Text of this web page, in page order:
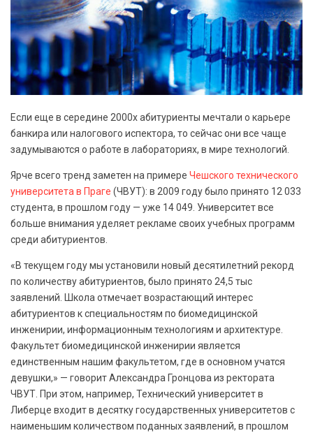
Если еще в середине 2000х абитуриенты мечтали о карьере
банкира или налогового испектора, то сейчас они все чаще
задумываются о работе в лабораториях, в мире технологий.
Ярче всего тренд заметен на примере Чешского технического
университета в Праге (ЧВУТ): в 2009 году было принято 12 033
студента, в прошлом году — уже 14 049. Университет все
больше внимания уделяет рекламе своих учебных программ
среди абитуриентов.
«В текущем году мы установили новый десятилетний рекорд
по количеству абитуриентов, было принято 24,5 тыс
заявлений. Школа отмечает возрастающий интерес
абитуриентов к специальностям по биомедицинской
инженирии, информационным технологиям и архитектуре.
Факультет биомедицинской инженирии является
единственным нашим факультетом, где в основном учатся
девушки,» — говорит Александра Гронцова из ректората
ЧВУТ. При этом, например, Технический университет в
Либерце входит в десятку государственных университетов с
наименьшим количеством поданных заявлений, в прошлом